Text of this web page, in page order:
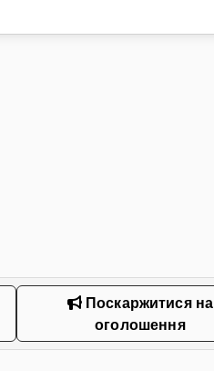
Поскаржитися на
оголошення